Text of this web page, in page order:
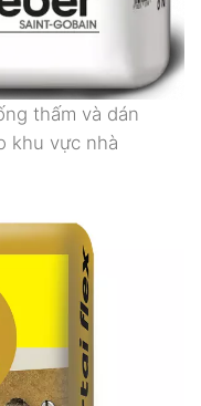
thấm và dán
khu vực nhà